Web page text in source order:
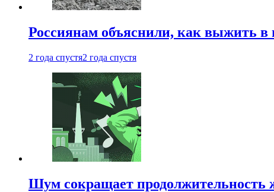
Россиянам объяснили, как выжить в
2 года спустя2 года спустя
Шум сокращает продолжительность